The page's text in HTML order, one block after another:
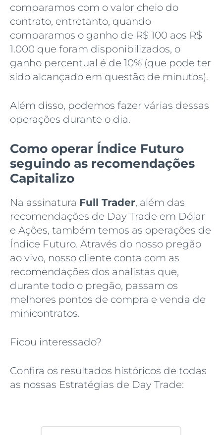
comparamos com o valor cheio do
contrato, entretanto, quando
comparamos o ganho de R$ 100 aos R$
1.000 que foram disponibilizados, o
ganho percentual é de 10% (que pode ter
sido alcançado em questão de minutos).
Além disso, podemos fazer várias dessas
operações durante o dia.
Como operar Índice Futuro
seguindo as recomendações
Capitalizo
Na assinatura Full Trader, além das
recomendações de Day Trade em Dólar
e Ações, também temos as operações de
Índice Futuro. Através do nosso pregão
ao vivo, nosso cliente conta com as
recomendações dos analistas que,
durante todo o pregão, passam os
melhores pontos de compra e venda de
minicontratos.
Ficou interessado?
Confira os resultados históricos de todas
as nossas Estratégias de Day Trade: